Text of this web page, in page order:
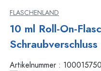
FLASCHENLAND
10 ml Roll-On-
Schraubverschluss
Artikelnummer : 100015750